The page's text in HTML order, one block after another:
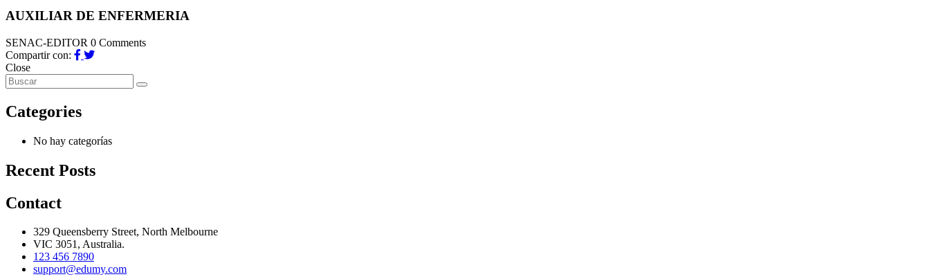
AUXILIAR DE ENFERMERIA
SENAC-EDITOR 0 Comments
Compartir con:
Close
Categories
No hay categorías
Recent Posts
Contact
329 Queensberry Street, North Melbourne
VIC 3051, Australia.
123 456 7890
support@edumy.com